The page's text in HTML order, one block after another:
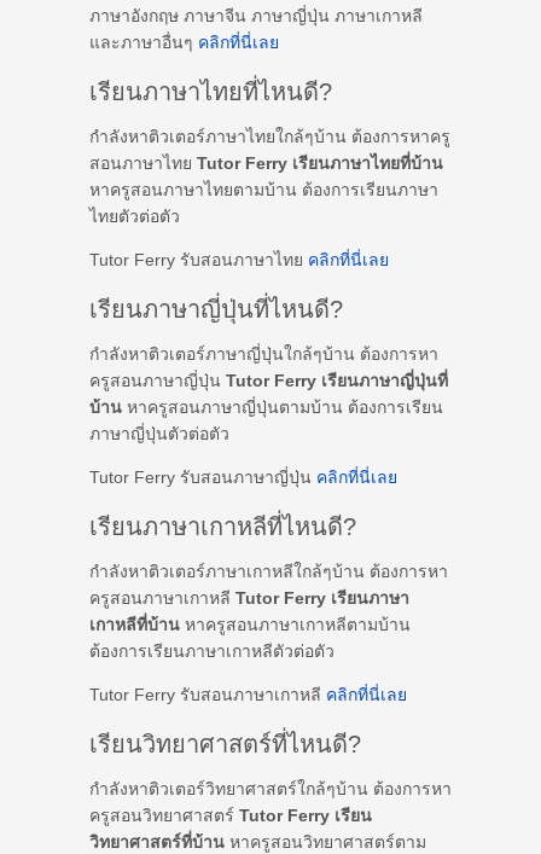
ภาษาอังกฤษ ภาษาจีน ภาษาญี่ปุ่น ภาษาเกาหลี
และภาษาอื่นๆ คลิกที่นี่เลย
เรียนภาษาไทยที่ไหนดี?
กำลังหาติวเตอร์ภาษาไทยใกล้ๆบ้าน ต้องการหาครู
สอนภาษาไทย Tutor Ferry เรียนภาษาไทยที่บ้าน
หาครูสอนภาษาไทยตามบ้าน ต้องการเรียนภาษา
ไทยตัวต่อตัว
Tutor Ferry รับสอนภาษาไทย คลิกที่นี่เลย
เรียนภาษาญี่ปุ่นที่ไหนดี?
กำลังหาติวเตอร์ภาษาญี่ปุ่นใกล้ๆบ้าน ต้องการหา
ครูสอนภาษาญี่ปุ่น Tutor Ferry เรียนภาษาญี่ปุ่นที่
บ้าน หาครูสอนภาษาญี่ปุ่นตามบ้าน ต้องการเรียน
ภาษาญี่ปุ่นตัวต่อตัว
Tutor Ferry รับสอนภาษาญี่ปุ่น คลิกที่นี่เลย
เรียนภาษาเกาหลีที่ไหนดี?
กำลังหาติวเตอร์ภาษาเกาหลีใกล้ๆบ้าน ต้องการหา
ครูสอนภาษาเกาหลี Tutor Ferry เรียนภาษา
เกาหลีที่บ้าน หาครูสอนภาษาเกาหลีตามบ้าน
ต้องการเรียนภาษาเกาหลีตัวต่อตัว
Tutor Ferry รับสอนภาษาเกาหลี คลิกที่นี่เลย
เรียนวิทยาศาสตร์ที่ไหนดี?
กำลังหาติวเตอร์วิทยาศาสตร์ใกล้ๆบ้าน ต้องการหา
ครูสอนวิทยาศาสตร์ Tutor Ferry เรียน
วิทยาศาสตร์ที่บ้าน หาครูสอนวิทยาศาสตร์ตาม